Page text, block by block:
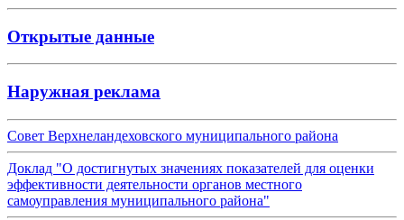
Открытые данные
Наружная реклама
Совет Верхнеландеховского муниципального района
Доклад "О достигнутых значениях показателей для оценки
эффективности деятельности органов местного
самоуправления муниципального района"